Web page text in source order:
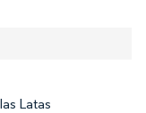
Latas